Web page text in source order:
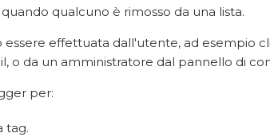
qualcuno è rimosso da una lista.
essere effettuata dall'utente, ad esempio
o da un amministratore dal pannello di
per:
tag.